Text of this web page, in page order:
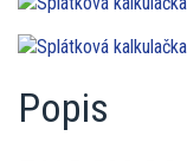
Popis